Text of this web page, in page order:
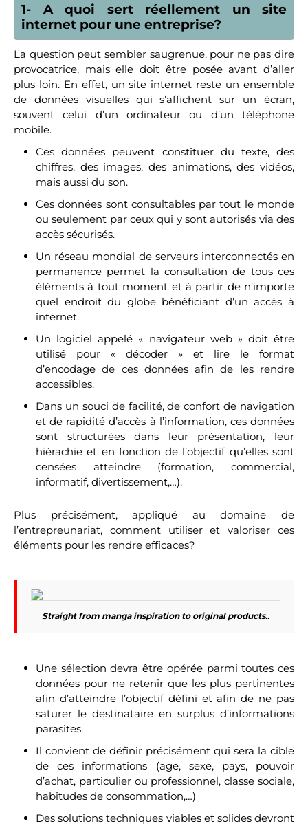
1- A quoi sert réellement un site
internet pour une entreprise?
La question peut sembler saugrenue, pour ne pas dire
provocatrice, mais elle doit être posée avant d’aller
plus loin. En effet, un site internet reste un ensemble
de données visuelles qui s’affichent sur un écran,
souvent celui d’un ordinateur ou d’un téléphone
mobile.
Ces données peuvent constituer du texte, des
chiffres, des images, des animations, des vidéos,
mais aussi du son.
Ces données sont consultables par tout le monde
ou seulement par ceux qui y sont autorisés via des
accès sécurisés.
Un réseau mondial de serveurs interconnectés en
permanence permet la consultation de tous ces
éléments à tout moment et à partir de n’importe
quel endroit du globe bénéficiant d’un accès à
internet.
Un logiciel appelé « navigateur web » doit être
utilisé pour « décoder » et lire le format
d’encodage de ces données afin de les rendre
accessibles.
Dans un souci de facilité, de confort de navigation
et de rapidité d’accès à l’information, ces données
sont structurées dans leur présentation, leur
hiérachie et en fonction de l’objectif qu’elles sont
censées atteindre (formation, commercial,
informatif, divertissement,…).
Plus précisément, appliqué au domaine de
l’entrepreunariat, comment utiliser et valoriser ces
éléments pour les rendre efficaces?
Straight from manga inspiration to original products..
Une sélection devra être opérée parmi toutes ces
données pour ne retenir que les plus pertinentes
afin d’atteindre l’objectif défini et afin de ne pas
saturer le destinataire en surplus d’informations
parasites.
Il convient de définir précisément qui sera la cible
de ces informations (age, sexe, pays, pouvoir
d’achat, particulier ou professionnel, classe sociale,
habitudes de consommation,…)
Des solutions techniques viables et solides devront